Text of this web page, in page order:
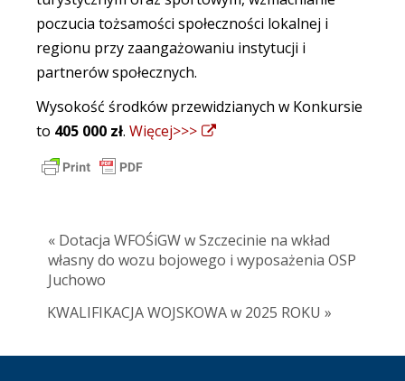
poczucia tożsamości społeczności lokalnej i
regionu przy zaangażowaniu instytucji i
partnerów społecznych.
Wysokość środków przewidzianych w Konkursie
to 405 000 zł. Więcej>>>
« Dotacja WFOŚiGW w Szczecinie na wkład
własny do wozu bojowego i wyposażenia OSP
Juchowo
KWALIFIKACJA WOJSKOWA w 2025 ROKU »